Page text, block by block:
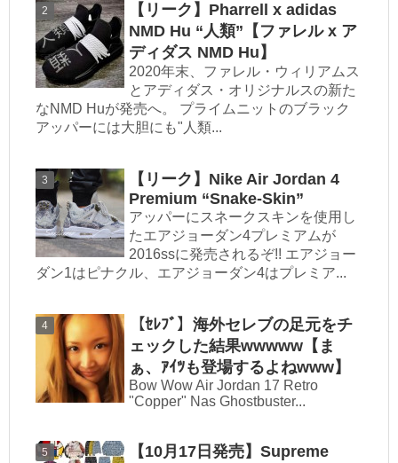
【リーク】Pharrell x adidas
NMD Hu “人類”【ファレル x ア
ディダス NMD Hu】
2020年末、ファレル・ウィリアムス
とアディダス・オリジナルスの新た
なNMD Huが発売へ。 プライムニットのブラック
アッパーには大胆にも"人類...
【リーク】Nike Air Jordan 4
Premium “Snake-Skin”
アッパーにスネークスキンを使用し
たエアジョーダン4プレミアムが
2016ssに発売されるぞ!! エアジョー
ダン1はピナクル、エアジョーダン4はプレミア...
【ｾﾚﾌﾞ】海外セレブの足元をチ
ェックした結果wwwww【ま
ぁ、ｱｲﾂも登場するよねwww】
Bow Wow Air Jordan 17 Retro
"Copper" Nas Ghostbuster...
【10月17日発売】Supreme